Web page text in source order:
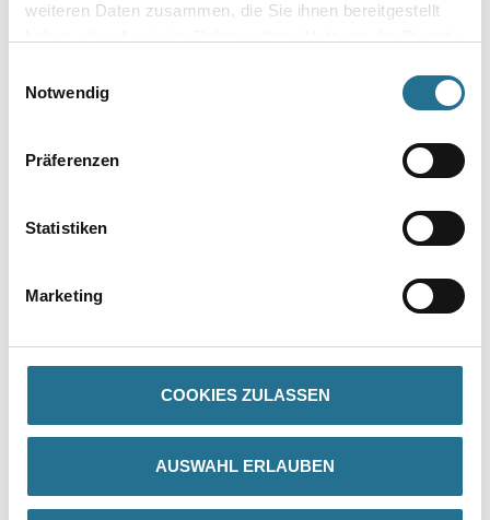
weiteren Daten zusammen, die Sie ihnen bereitgestellt
Notwendig
Präferenzen
Statistiken
Marketing
COOKIES ZULASSEN
AUSWAHL ERLAUBEN
PRODUKTEIGENSCHAFTEN
- Aus bruchsicherem Kunststoff
ZUSATZINFOS
GEFAHRENHINWEISE